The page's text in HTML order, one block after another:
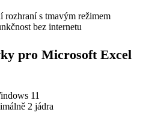
s tmavým režimem
bez internetu
pro Microsoft Excel
11
2 jádra